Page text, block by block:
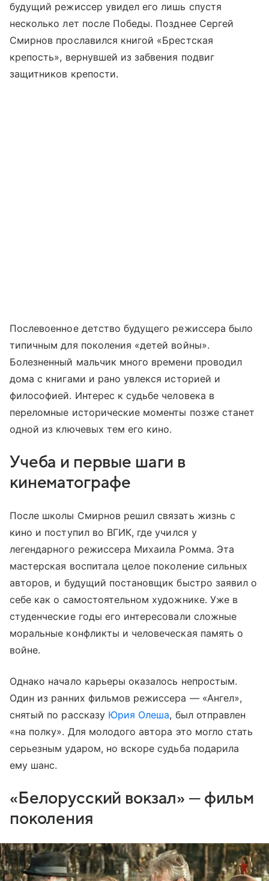
будущий режиссер увидел его лишь спустя
несколько лет после Победы. Позднее Сергей
Смирнов прославился книгой «Брестская
крепость», вернувшей из забвения подвиг
защитников крепости.
Послевоенное детство будущего режиссера было
типичным для поколения «детей войны».
Болезненный мальчик много времени проводил
дома с книгами и рано увлекся историей и
философией. Интерес к судьбе человека в
переломные исторические моменты позже станет
одной из ключевых тем его кино.
Учеба и первые шаги в
кинематографе
После школы Смирнов решил связать жизнь с
кино и поступил во ВГИК, где учился у
легендарного режиссера Михаила Ромма. Эта
мастерская воспитала целое поколение сильных
авторов, и будущий постановщик быстро заявил о
себе как о самостоятельном художнике. Уже в
студенческие годы его интересовали сложные
моральные конфликты и человеческая память о
войне.
Однако начало карьеры оказалось непростым.
Один из ранних фильмов режиссера — «Ангел»,
снятый по рассказу Юрия Олеша, был отправлен
«на полку». Для молодого автора это могло стать
серьезным ударом, но вскоре судьба подарила
ему шанс.
«Белорусский вокзал» — фильм
поколения